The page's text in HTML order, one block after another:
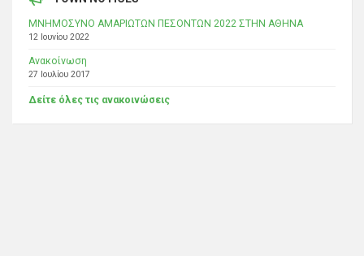
ΜΝΗΜΟΣΥΝΟ ΑΜΑΡΙΩΤΩΝ ΠΕΣΟΝΤΩΝ 2022 ΣΤΗΝ ΑΘΗΝΑ
12 Ιουνίου 2022
Ανακοίνωση
27 Ιουλίου 2017
Δείτε όλες τις ανακοινώσεις